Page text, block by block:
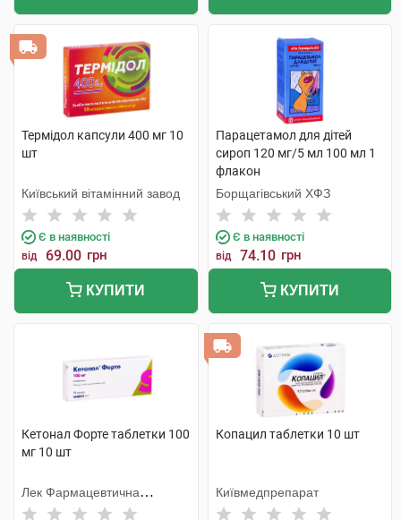
Термідол капсули 400 мг 10
шт
Київський вітамінний завод
Є в наявності
від 69.00 грн
КУПИТИ
Парацетамол для дітей
сироп 120 мг/5 мл 100 мл 1
флакон
Борщагівський ХФЗ
Є в наявності
від 74.10 грн
КУПИТИ
Кетонал Форте таблетки 100
мг 10 шт
Лек Фармацевтична
компанія
Копацил таблетки 10 шт
Київмедпрепарат